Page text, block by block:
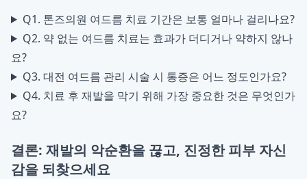
Q1. 톤즈의원 여드름 치료 기간은 보통 얼마나 걸리나요?
Q2. 약 없는 여드름 치료는 효과가 더디거나 약하지 않나
요?
Q3. 대전 여드름 관리 시술 시 통증은 어느 정도인가요?
Q4. 치료 후 재발을 막기 위해 가장 중요한 것은 무엇인가
요?
결론: 재발의 악순환을 끊고, 진정한 피부 자신
감을 되찾으세요